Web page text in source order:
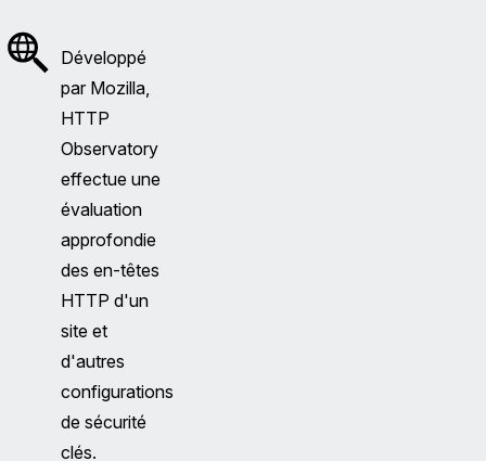
Développé
par Mozilla,
HTTP
Observatory
effectue une
évaluation
approfondie
des en-têtes
HTTP d'un
site et
d'autres
configurations
de sécurité
clés.